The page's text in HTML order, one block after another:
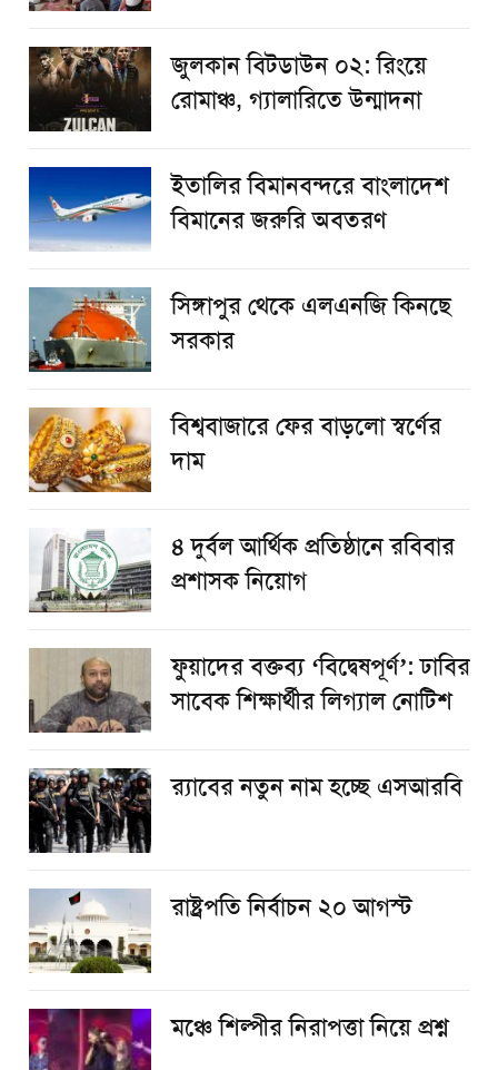
জুলকান বিটডাউন ০২: রিংয়ে
রোমাঞ্চ, গ্যালারিতে উন্মাদনা
ইতালির বিমানবন্দরে বাংলাদেশ
বিমানের জরুরি অবতরণ
সিঙ্গাপুর থেকে এলএনজি কিনছে
সরকার
বিশ্ববাজারে ফের বাড়লো স্বর্ণের
দাম
৪ দুর্বল আর্থিক প্রতিষ্ঠানে রবিবার
প্রশাসক নিয়োগ
ফুয়াদের বক্তব্য ‘বিদ্বেষপূর্ণ’: ঢাবির
সাবেক শিক্ষার্থীর লিগ্যাল নোটিশ
র‌্যাবের নতুন নাম হচ্ছে এসআরবি
রাষ্ট্রপতি নির্বাচন ২০ আগস্ট
​মঞ্চে শিল্পীর নিরাপত্তা নিয়ে প্রশ্ন